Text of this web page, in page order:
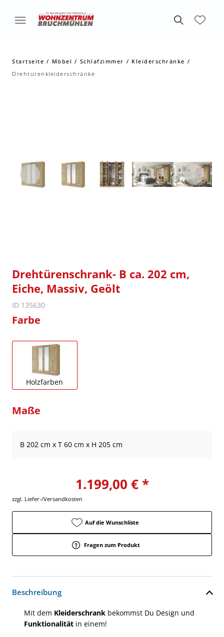
Startseite Möbel Schlafzimmer
Kleiderschränke
Drehtürenkleiderschränke
Drehtürenschrank- B ca. 202 cm,
Eiche, Massiv, Geölt
ID 135630
Farbe
Holzfarben
Maße
B 202 cm x T 60 cm x H 205 cm
1.199,00 € *
zzgl. Liefer-/Versandkosten
Auf die Wunschliste
Fragen zum Produkt
Beschreibung
Mit dem Kleiderschrank bekommst Du Design und
Funktionalität in einem!